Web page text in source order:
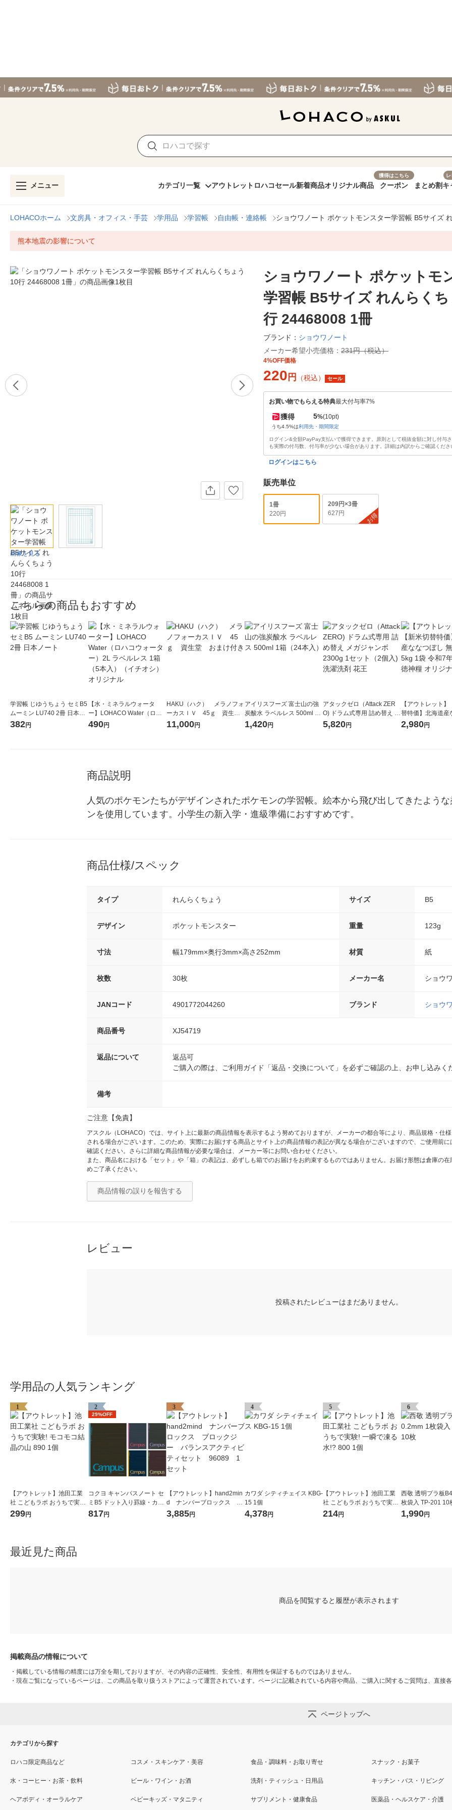
メニュー カテゴリ一覧 アウトレット ロハコセール新着商品オリジナル商品
獲得はこちら
クーポン まとめ割キ
LOHACOホーム 文房具・オフィス・手芸 学用品 学習帳 自由帳・連絡帳 ショウワノート ポケットモンスター学習帳 B5サイズ
熊本地震の影響について
画像を見る
ショウワノート ポケットモ
学習帳 B5サイズ れんらく
行 24468008 1冊
ブランド： ショウワノート
メーカー希望小売価格： 231円（税込）
4%OFF価格
220 円 （税込） セール
お買い物でもらえる特典最大付与率7%
獲得 5%(10pt)
うち4.5%は利用先・期間限定
ログイン&全額PayPay支払いで獲得できます。原則として税抜金額に対し付与
も実際の付与数、付与率が少ない場合があります。詳細は内訳からご確認くださ
ログインはこちら
販売単位
1冊
220円
209円×3冊
627円
お得
こちらの商品もおすすめ
学習帳 じゆうちょう セミB5
ムーミン LU740 2冊 日本ノ
ート
382円
【水・ミネラルウォータ
ー】LOHACO Water（ロハ
コウォーター）2L ラベルレ
490円
HAKU（ハク） メラノフォ
ーカスＩＶ 45ｇ 資生
堂 おまけ付き
11,000円
アイリスフーズ 富士山の強
炭酸水 ラベルレス 500ml 1
箱（24本入）
1,420円
アタックゼロ（Attack ZER
O) ドラム式専用 詰め替え メ
ガジャンボ 2300g 1セット
5,820円
【アウトレット】
替特価】北海道産
し 無洗米 5kg 1袋
2,980円
商品説明
人気のポケモンたちがデザインされたポケモンの学習帳。絵本から飛び出してきたよう
ンを使用しています。小学生の新入学・進級準備におすすめです。
商品仕様/スペック
タイプ れんらくちょう サイズ B5
デザイン ポケットモンスター 重量 123g
寸法 幅179mm×奥行3mm×高さ252mm 材質 紙
枚数 30枚 メーカー名 ショウ
JANコード 4901772044260 ブランド ショウ
商品番号 XJ54719
返品について
返品可
ご購入の際は、ご利用ガイド「返品・交換について」を必ずご確認の上、お申し込みく
備考
ご注意【免責】
アスクル（LOHACO）では、サイト上に最新の商品情報を表示するよう努めておりますが、メーカーの都合等により、商品規格・仕
される場合がございます。このため、実際にお届けする商品とサイト上の商品情報の表記が異なる場合がございますので、ご使用前
確認ください。さらに詳細な商品情報が必要な場合は、メーカー等にお問い合わせください。
また、商品名における「セット」や「箱」の表記は、必ずしも箱でのお届けをお約束するものではありません。お届け形態は倉庫の
めご了承ください。
商品情報の誤りを報告する
レビュー
投稿されたレビューはまだありません。
学用品の人気ランキング
1
【アウトレット】池田工業
社 こどもラボ おうちで実験!
モコモコ結晶の山 890 1個
299円
2
29%OFF
コクヨ キャンパスノート セ
ミB5 ドット入り罫線・カラ
ー表紙 A罫7mm 30枚 5色セ
817円
3
【アウトレット】hand2min
d ナンバーブロックス ブ
ロックジー バランスアク
3,885円
4
カワダ シティチェイス KBG-
15 1個
4,378円
5
【アウトレット】池田工業
社 こどもラボ おうちで実験!
一瞬で凍る水!? 800 1個
214円
6
西敬 透明プラ板
枚袋入 TP-201 10
1,990円
最近見た商品
商品を閲覧すると履歴が表示されます
掲載商品の情報について
・ 掲載している情報の精度には万全を期しておりますが、その内容の正確性、安全性、有用性を保証するものではありません。
・ 現在ご覧になっているページは、この商品を取り扱うストアによって運営されています。ページに記載されている内容や商品、ご購入に関するご質問は、直接
ページトップへ
カテゴリから探す
ロハコ限定商品など コスメ・スキンケア・美容 食品・調味料・お取り寄せ スナック・お菓子
水・コーヒー・お茶・飲料 ビール・ワイン・お酒 洗剤・ティッシュ・日用品 キッチン・バス・リビング
ヘアボディ・オーラルケア ベビーキッズ・マタニティ サプリメント・健康食品 医薬品・ヘルスケア・介護